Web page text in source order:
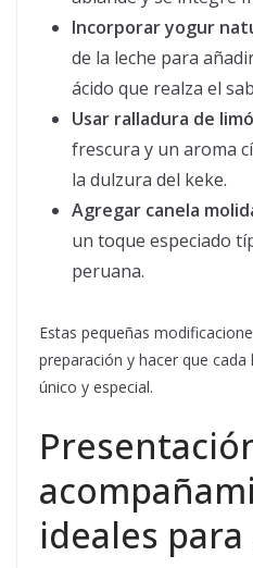
Incorporar yogur
de la leche para
ácido que realza el
Usar ralladura de
frescura y un aroma
la dulzura del keke.
Agregar canela
un toque especiado
peruana.
Estas pequeñas
preparación y hacer que cada
único y especial.
ideales